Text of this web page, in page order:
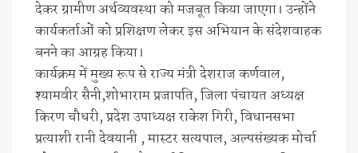
देकर ग्रामीण अर्थव्यवस्था को मजबूत किया जाएगा। उन्होंने
कार्यकर्ताओं को प्रशिक्षण लेकर इस अभियान के संदेशवाहक
बनने का आग्रह किया।
कार्यक्रम में मुख्य रूप से राज्य मंत्री देशराज कर्णवाल,
श्यामवीर सैनी,शोभाराम प्रजापति, जिला पंचायत अध्यक्ष
किरण चौधरी, प्रदेश उपाध्यक्ष राकेश गिरी, विधानसभा
प्रत्याशी रानी देवयानी , मास्टर सत्यपाल, अल्पसंख्यक मोर्चा